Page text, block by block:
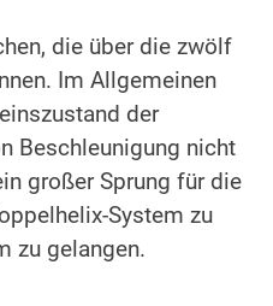
die über die zwölf
Im Allgemeinen
der
Beschleunigung nicht
großer Sprung für die
System zu
zu gelangen.